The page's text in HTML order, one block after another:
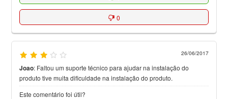
0
26/06/2017
Joao: Faltou um suporte técnico para ajudar na instalação do
produto tive muita dificuldade na instalação do produto.
Este comentário foi útil?